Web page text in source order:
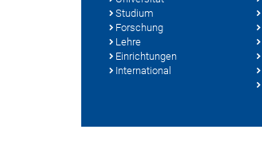
Studium
Forschung
Lehre
Einrichtungen
International